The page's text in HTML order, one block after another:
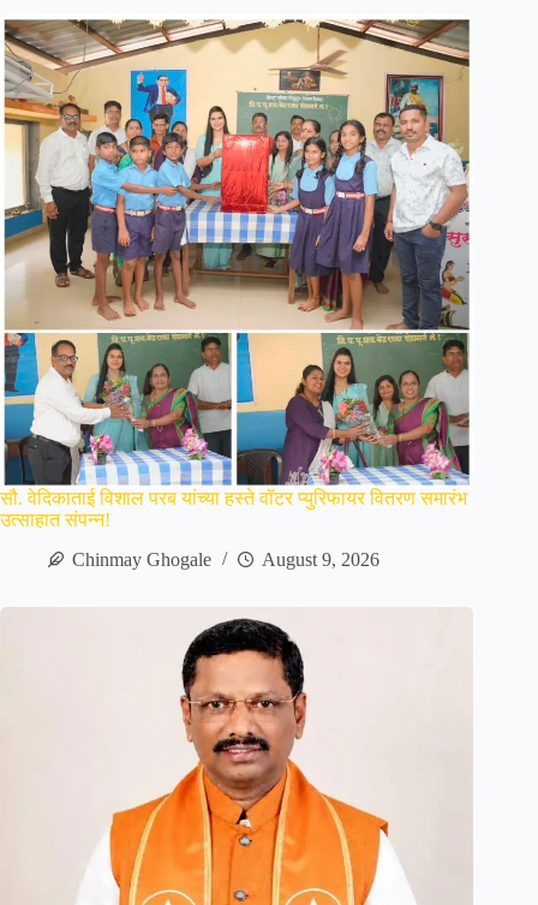
सौ. वेदिकाताई विशाल परब यांच्या हस्ते वॉटर प्युरिफायर वितरण समारंभ
उत्साहात संपन्न!
Chinmay Ghogale
August 9, 2026